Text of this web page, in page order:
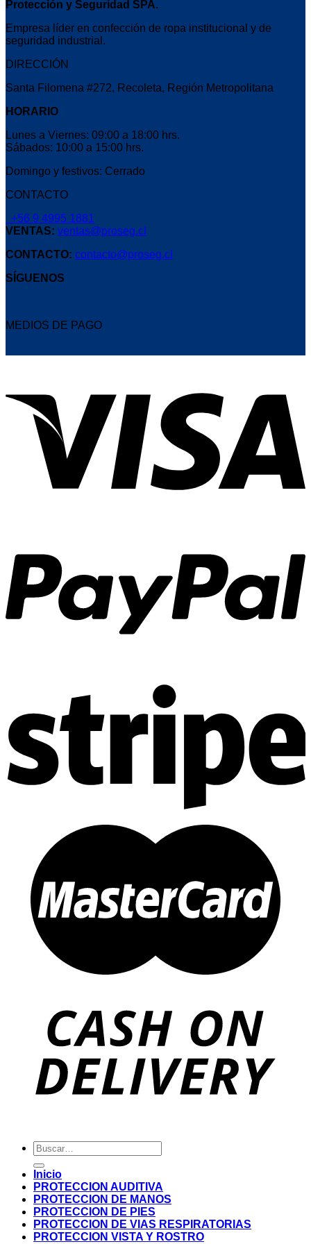
Protección y Seguridad SPA.
Empresa líder en confección de ropa institucional y de
seguridad industrial.
DIRECCIÓN
Santa Filomena #272, Recoleta, Región Metropolitana
HORARIO
Lunes a Viernes: 09:00 a 18:00 hrs.
Sábados: 10:00 a 15:00 hrs.
Domingo y festivos: Cerrado
CONTACTO
+56 9 4995 1881
VENTAS: ventas@proseg.cl
CONTACTO: contacto@proseg.cl
SÍGUENOS
MEDIOS DE PAGO
Buscar
por:
Inicio
PROTECCION AUDITIVA
PROTECCION DE MANOS
PROTECCION DE PIES
PROTECCION DE VIAS RESPIRATORIAS
PROTECCION VISTA Y ROSTRO